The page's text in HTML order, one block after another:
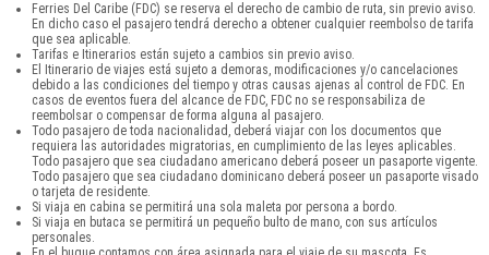
Ferries Del Caribe (FDC) se reserva el derecho de cambio de ruta, sin previo aviso.
En dicho caso el pasajero tendrá derecho a obtener cualquier reembolso de tarifa
que sea aplicable.
Tarifas e Itinerarios están sujeto a cambios sin previo aviso.
El Itinerario de viajes está sujeto a demoras, modificaciones y/o cancelaciones
debido a las condiciones del tiempo y otras causas ajenas al control de FDC. En
casos de eventos fuera del alcance de FDC, FDC no se responsabiliza de
reembolsar o compensar de forma alguna al pasajero.
Todo pasajero de toda nacionalidad, deberá viajar con los documentos que
requiera las autoridades migratorias, en cumplimiento de las leyes aplicables.
Todo pasajero que sea ciudadano americano deberá poseer un pasaporte vigente.
Todo pasajero que sea ciudadano dominicano deberá poseer un pasaporte visado
o tarjeta de residente.
Si viaja en cabina se permitirá una sola maleta por persona a bordo.
Si viaja en butaca se permitirá un pequeño bulto de mano, con sus artículos
personales.